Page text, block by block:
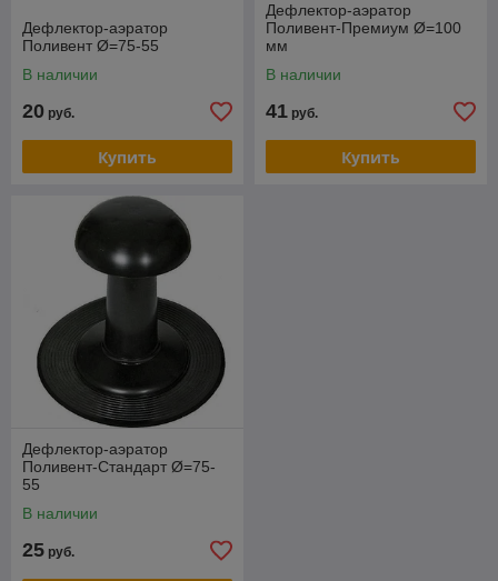
Дефлектор-аэратор
Поливент Ø=75-55
В наличии
20 руб.
Купить
Дефлектор-аэратор
Поливент-Премиум Ø=100
мм
В наличии
41 руб.
Купить
Дефлектор-аэратор
Поливент-Стандарт Ø=75-
55
В наличии
25 руб.